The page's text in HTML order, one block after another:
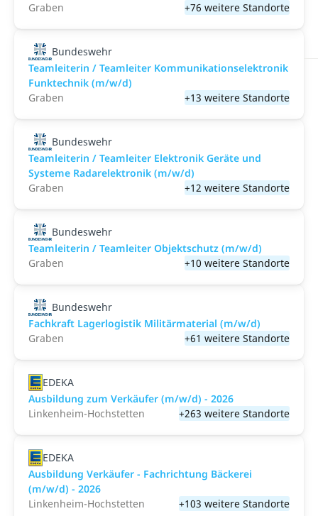
Graben
+76 weitere Standorte
Bundeswehr
Teamleiterin / Teamleiter Kommunikationselektronik
Funktechnik (m/w/d)
Graben
+13 weitere Standorte
Bundeswehr
Teamleiterin / Teamleiter Elektronik Geräte und
Systeme Radarelektronik (m/w/d)
Graben
+12 weitere Standorte
Bundeswehr
Teamleiterin / Teamleiter Objektschutz (m/w/d)
Graben
+10 weitere Standorte
Bundeswehr
Fachkraft Lagerlogistik Militärmaterial (m/w/d)
Graben
+61 weitere Standorte
EDEKA
Ausbildung zum Verkäufer (m/w/d) - 2026
Linkenheim-Hochstetten
+263 weitere Standorte
EDEKA
Ausbildung Verkäufer - Fachrichtung Bäckerei
(m/w/d) - 2026
Linkenheim-Hochstetten
+103 weitere Standorte